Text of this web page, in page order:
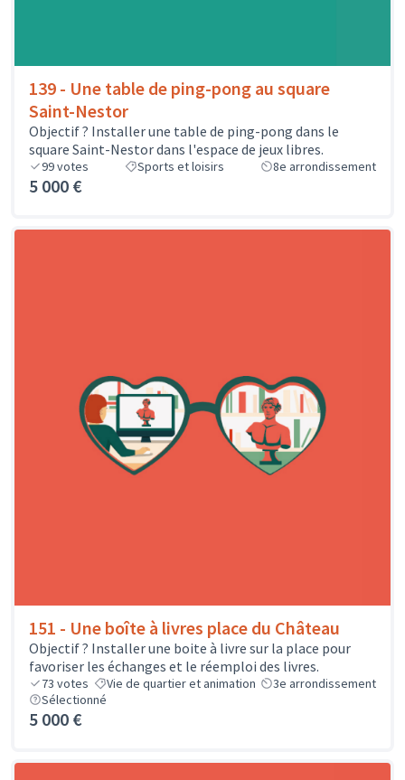
139 - Une table de ping-pong au square
Saint-Nestor
Objectif ? Installer une table de ping-pong dans le
square Saint-Nestor dans l'espace de jeux libres.
99votes Sports et loisirs 8e arrondissement
5 000 €
151 - Une boîte à livres place du Château
Objectif ? Installer une boite à livre sur la place pour
favoriser les échanges et le réemploi des livres.
73 votes Vie de quartier et animation
3e arrondissement
Sélectionné
5 000 €